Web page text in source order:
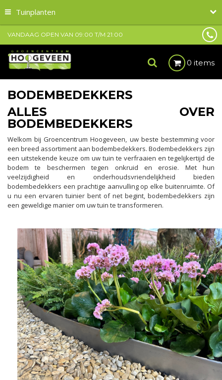
Tuinplanten
VANDAAG OPEN VAN 09:00 T/M 21:00
0 items
BODEMBEDEKKERS
ALLES OVER
BODEMBEDEKKERS
Welkom bij Groencentrum Hoogeveen, uw beste bestemming voor
een breed assortiment aan bodembedekkers. Bodembedekkers zijn
een uitstekende keuze om uw tuin te verfraaien en tegelijkertijd de
bodem te beschermen tegen onkruid en erosie. Met hun
veelzijdigheid en onderhoudsvriendelijkheid bieden
bodembedekkers een prachtige aanvulling op elke buitenruimte. Of
u nu een ervaren tuinier bent of net begint, bodembedekkers zijn
een geweldige manier om uw tuin te transformeren.